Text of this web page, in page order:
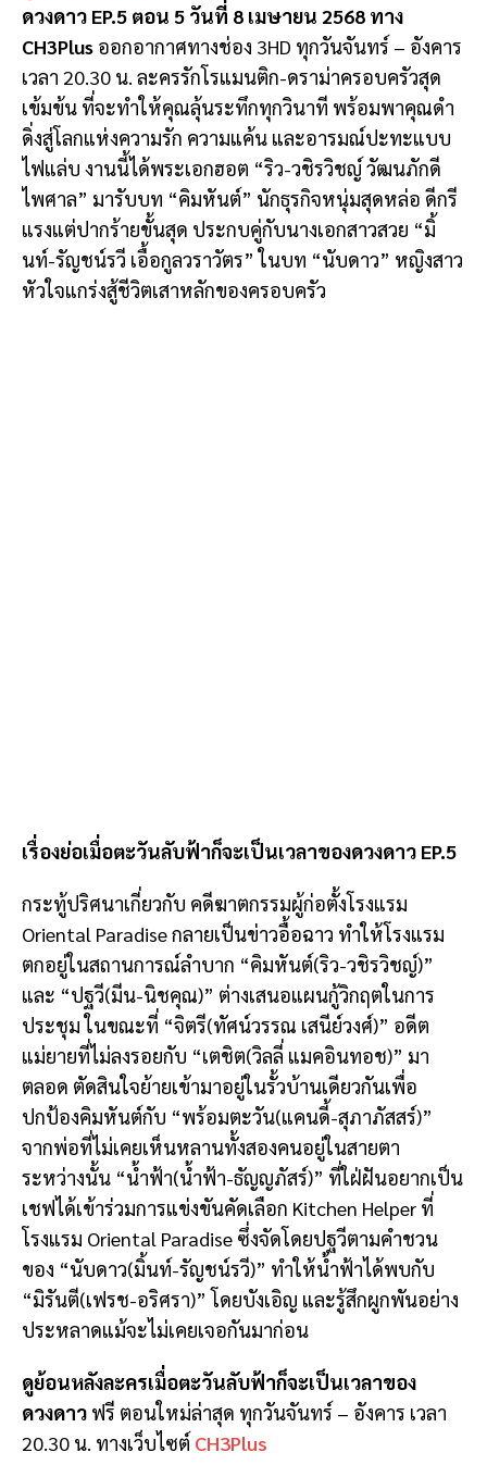
ดวงดาว EP.5 ตอน 5 วันที่ 8 เมษายน 2568 ทาง
CH3Plus ออกอากาศทางช่อง 3HD ทุกวันจันทร์ – อังคาร
เวลา 20.30 น. ละครรักโรแมนติก-ดราม่าครอบครัวสุด
เข้มข้น ที่จะทำให้คุณลุ้นระทึกทุกวินาที พร้อมพาคุณดำ
ดิ่งสู่โลกแห่งความรัก ความแค้น และอารมณ์ปะทะแบบ
ไฟแล่บ งานนี้ได้พระเอกฮอต “ริว-วชิรวิชญ์ วัฒนภักดี
ไพศาล” มารับบท “คิมหันต์” นักธุรกิจหนุ่มสุดหล่อ ดีกรี
แรงแต่ปากร้ายขั้นสุด ประกบคู่กับนางเอกสาวสวย “มิ้
นท์-รัญชน์รวี เอื้อกูลวราวัตร” ในบท “นับดาว” หญิงสาว
หัวใจแกร่งสู้ชีวิตเสาหลักของครอบครัว
เรื่องย่อเมื่อตะวันลับฟ้าก็จะเป็นเวลาของดวงดาว EP.5
กระทู้ปริศนาเกี่ยวกับ คดีฆาตกรรมผู้ก่อตั้งโรงแรม
Oriental Paradise กลายเป็นข่าวอื้อฉาว ทำให้โรงแรม
ตกอยู่ในสถานการณ์ลำบาก “คิมหันต์(ริว-วชิรวิชญ์)”
และ “ปฐวี(มีน-นิชคุณ)” ต่างเสนอแผนกู้วิกฤตในการ
ประชุม ในขณะที่ “จิตรี(ทัศน์วรรณ เสนีย์วงศ์)” อดีต
แม่ยายที่ไม่ลงรอยกับ “เตชิต(วิลลี่ แมคอินทอช)” มา
ตลอด ตัดสินใจย้ายเข้ามาอยู่ในรั้วบ้านเดียวกันเพื่อ
ปกป้องคิมหันต์กับ “พร้อมตะวัน(แคนดี้-สุภาภัสสร์)”
จากพ่อที่ไม่เคยเห็นหลานทั้งสองคนอยู่ในสายตา
ระหว่างนั้น “น้ำฟ้า(น้ำฟ้า-ธัญญภัสร์)” ที่ใฝ่ฝันอยากเป็น
เชฟได้เข้าร่วมการแข่งขันคัดเลือก Kitchen Helper ที่
โรงแรม Oriental Paradise ซึ่งจัดโดยปฐวีตามคำชวน
ของ “นับดาว(มิ้นท์-รัญชน์รวี)” ทำให้น้ำฟ้าได้พบกับ
“มิรันตี(เฟรช-อริศรา)” โดยบังเอิญ และรู้สึกผูกพันอย่าง
ประหลาดแม้จะไม่เคยเจอกันมาก่อน
ดูย้อนหลังละครเมื่อตะวันลับฟ้าก็จะเป็นเวลาของ
ดวงดาว ฟรี ตอนใหม่ล่าสุด ทุกวันจันทร์ – อังคาร เวลา
20.30 น. ทางเว็บไซต์ CH3Plus